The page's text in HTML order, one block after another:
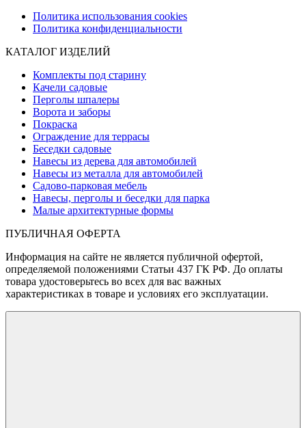
Политика использования cookies
Политика конфиденциальности
КАТАЛОГ ИЗДЕЛИЙ
Комплекты под старину
Качели садовые
Перголы шпалеры
Ворота и заборы
Покраска
Ограждение для террасы
Беседки садовые
Навесы из дерева для автомобилей
Навесы из металла для автомобилей
Садово-парковая мебель
Навесы, перголы и беседки для парка
Малые архитектурные формы
ПУБЛИЧНАЯ ОФЕРТА
Информация на сайте не является публичной офертой,
определяемой положениями Статьи 437 ГК РФ. До оплаты
товара удостоверьтесь во всех для вас важных
характеристиках в товаре и условиях его эксплуатации.